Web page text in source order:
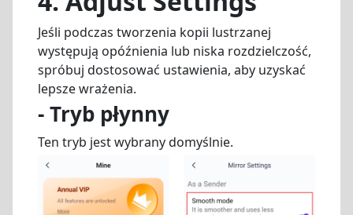
Jeśli podczas tworzenia kopii lustrzanej
występują opóźnienia lub niska rozdzielczość,
spróbuj dostosować ustawienia, aby uzyskać
lepsze wrażenia.
- Tryb płynny
Ten tryb jest wybrany domyślnie.